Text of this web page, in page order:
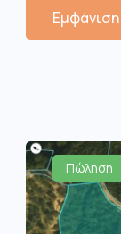
Πώληση